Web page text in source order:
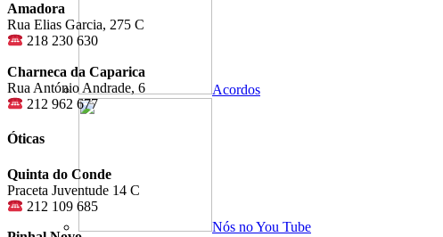
Acordos
Nós no You Tube
Amadora
Rua Elias Garcia, 275 C
218 230 630
Charneca da Caparica
Rua António Andrade, 6
212 962 677
Óticas
Quinta do Conde
Praceta Juventude 14 C
212 109 685